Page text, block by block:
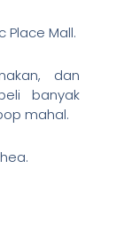
Place Mall.
dan
banyak
mahal.